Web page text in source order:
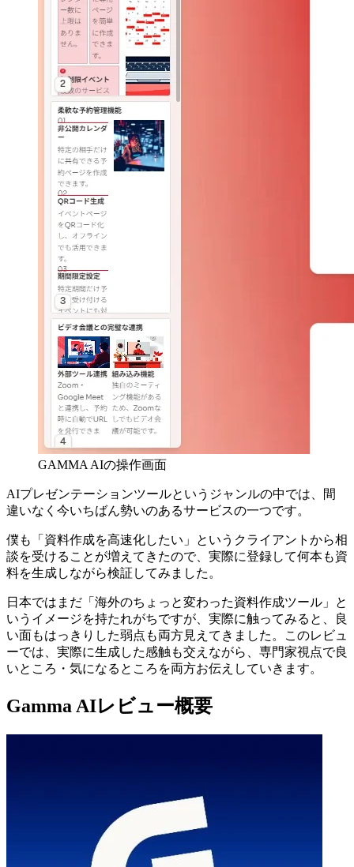
GAMMA AIの操作画面
AIプレゼンテーションツールというジャンルの中では、間
違いなく今いちばん勢いのあるサービスの一つです。
僕も「資料作成を高速化したい」というクライアントから相
談を受けることが増えてきたので、実際に登録して何本も資
料を生成しながら検証してみました。
日本ではまだ「海外のちょっと変わった資料作成ツール」と
いうイメージを持たれがちですが、実際に触ってみると、良
い面もはっきりした弱点も両方見えてきました。このレビュ
ーでは、実際に生成した感触も交えながら、専門家視点で良
いところ・気になるところを両方お伝えしていきます。
Gamma AIレビュー概要